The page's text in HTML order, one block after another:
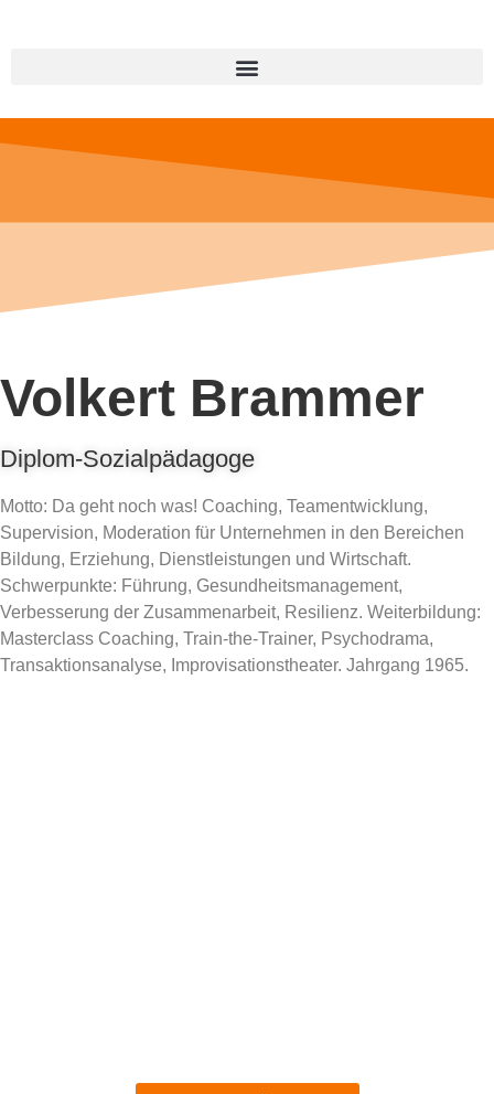
Volkert Brammer
Diplom-Sozialpädagoge
Motto: Da geht noch was! Coaching, Teamentwicklung,
Supervision, Moderation für Unternehmen in den Bereichen
Bildung, Erziehung, Dienstleistungen und Wirtschaft.
Schwerpunkte: Führung, Gesundheitsmanagement,
Verbesserung der Zusammenarbeit, Resilienz. Weiterbildung:
Masterclass Coaching, Train-the-Trainer, Psychodrama,
Transaktionsanalyse, Improvisationstheater. Jahrgang 1965.